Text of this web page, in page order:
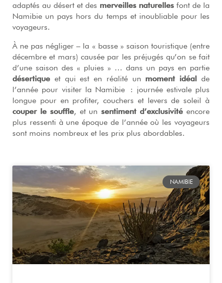
adaptés au désert et des merveilles naturelles font de la
Namibie un pays hors du temps et inoubliable pour les
voyageurs.
À ne pas négliger – la « basse » saison touristique (entre
décembre et mars) causée par les préjugés qu’on se fait
d’une saison des « pluies » … dans un pays en partie
désertique et qui est en réalité un moment idéal de
l’année pour visiter la Namibie : journée estivale plus
longue pour en profiter, couchers et levers de soleil à
couper le souffle, et unsentiment d’exclusivité encore
plus ressenti à une époque de l’année où les voyageurs
sont moins nombreux et les prix plus abordables.
NAMIBIE